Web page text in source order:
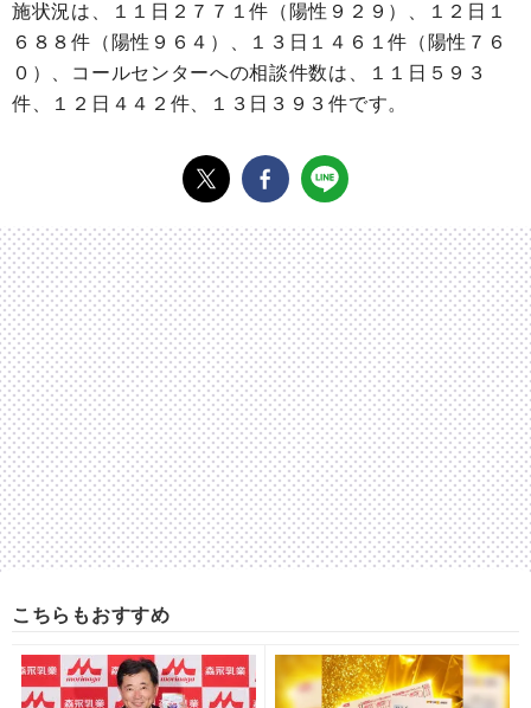
施状況は、１１日２７７１件（陽性９２９）、１２日１
６８８件（陽性９６４）、１３日１４６１件（陽性７６
０）、コールセンターへの相談件数は、１１日５９３
件、１２日４４２件、１３日３９３件です。
こちらもおすすめ